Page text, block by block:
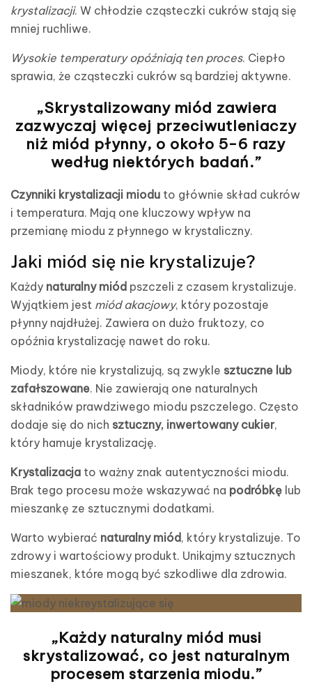
krystalizacji. W chłodzie cząsteczki cukrów stają się
mniej ruchliwe.
Wysokie temperatury opóźniają ten proces. Ciepło
sprawia, że cząsteczki cukrów są bardziej aktywne.
„Skrystalizowany miód zawiera
zazwyczaj więcej przeciwutleniaczy
niż miód płynny, o około 5-6 razy
według niektórych badań.”
Czynniki krystalizacji miodu to głównie skład cukrów
i temperatura. Mają one kluczowy wpływ na
przemianę miodu z płynnego w krystaliczny.
Jaki miód się nie krystalizuje?
Każdy naturalny miód pszczeli z czasem krystalizuje.
Wyjątkiem jest miód akacjowy, który pozostaje
płynny najdłużej. Zawiera on dużo fruktozy, co
opóźnia krystalizację nawet do roku.
Miody, które nie krystalizują, są zwykle sztuczne lub
zafałszowane. Nie zawierają one naturalnych
składników prawdziwego miodu pszczelego. Często
dodaje się do nich sztuczny, inwertowany cukier,
który hamuje krystalizację.
Krystalizacja to ważny znak autentyczności miodu.
Brak tego procesu może wskazywać na podróbkę lub
mieszankę ze sztucznymi dodatkami.
Warto wybierać naturalny miód, który krystalizuje. To
zdrowy i wartościowy produkt. Unikajmy sztucznych
mieszanek, które mogą być szkodliwe dla zdrowia.
„Każdy naturalny miód musi
skrystalizować, co jest naturalnym
procesem starzenia miodu.”